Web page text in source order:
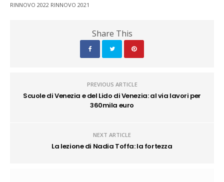
RINNOVO 2022 RINNOVO 2021
Share This
PREVIOUS ARTICLE
Scuole di Venezia e del Lido di Venezia: al via lavori per
360mila euro
NEXT ARTICLE
La lezione di Nadia Toffa: la fortezza